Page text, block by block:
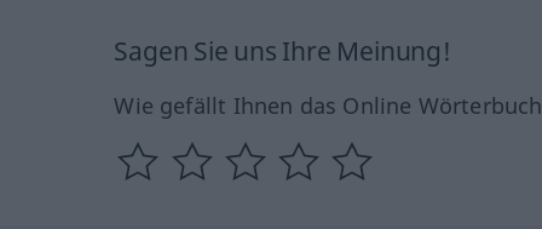
Sagen Sie uns Ihre Meinung!
Wie gefällt Ihnen das Online